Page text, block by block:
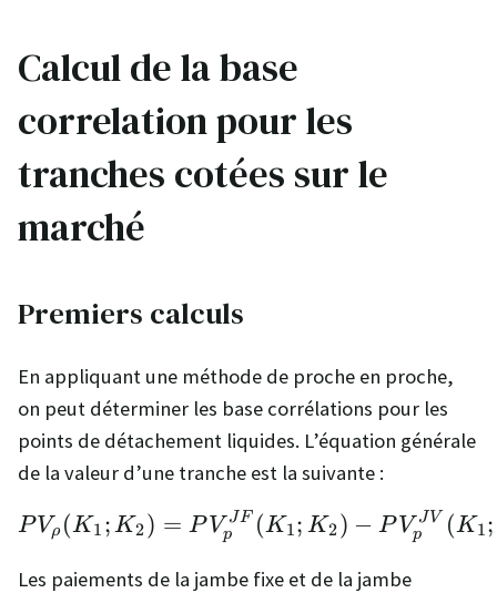
Calcul de la base
correlation pour les
tranches cotées sur le
marché
Premiers calculs
En appliquant une méthode de proche en proche,
on peut déterminer les base corrélations pour les
points de détachement liquides. L’équation générale
de la valeur d’une tranche est la suivante :
PV_ρ(K_1;K_2) =
P Vρ (K1 ; K2) = P Vp
J F (K1; K2) − P Vp
J V (K1;
Les paiements de la jambe fixe et de la jambe